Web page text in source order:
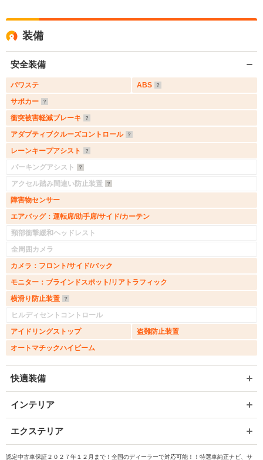
装備
安全装備
パワステ
ABS
サポカー
衝突被害軽減ブレーキ
アダプティブクルーズコントロール
レーンキープアシスト
パーキングアシスト
アクセル踏み間違い防止装置
障害物センサー
エアバッグ：運転席/助手席/サイド/カーテン
頸部衝撃緩和ヘッドレスト
全周囲カメラ
カメラ：フロント/サイド/バック
モニター：ブラインドスポット/リアトラフィック
横滑り防止装置
ヒルディセントコントロール
アイドリングストップ
盗難防止装置
オートマチックハイビーム
快適装備
インテリア
エクステリア
認定中古車保証２０２７年１２月まで！全国のディーラーで対応可能！！特選車純正ナビ、サ